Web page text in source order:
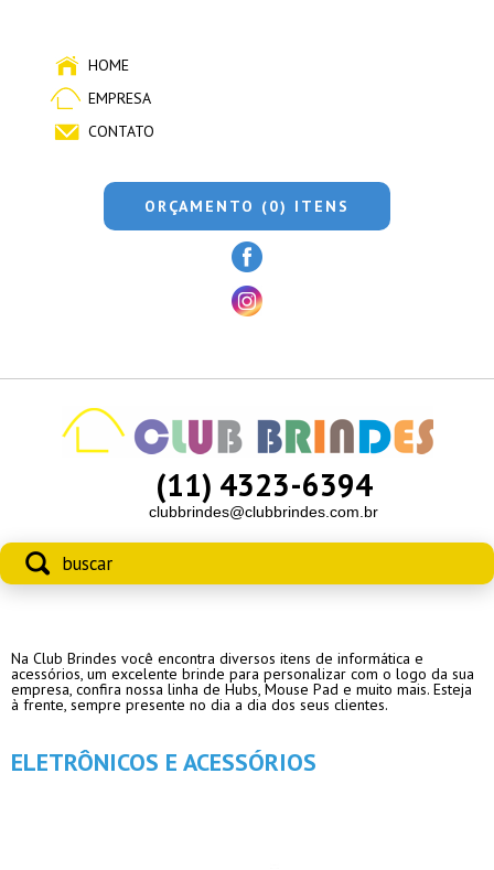
HOME
EMPRESA
CONTATO
ORÇAMENTO (0) ITENS
(11) 4323-6394
clubbrindes@clubbrindes.com.br
Na Club Brindes você encontra diversos itens de informática e
acessórios, um excelente brinde para personalizar com o logo da sua
empresa, confira nossa linha de Hubs, Mouse Pad e muito mais. Esteja
à frente, sempre presente no dia a dia dos seus clientes.
ELETRÔNICOS E ACESSÓRIOS